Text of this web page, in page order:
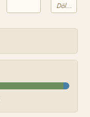
15043
Dölehäst